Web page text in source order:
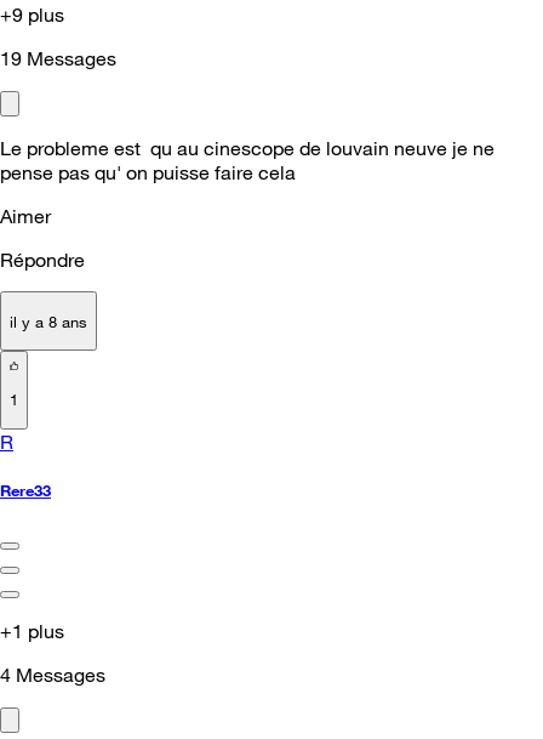
+9 plus
19 Messages
Le probleme est qu au cinescope de louvain neuve je ne
pense pas qu' on puisse faire cela
Aimer
Répondre
il y a 8 ans
1
R
Rere33
+1 plus
4 Messages